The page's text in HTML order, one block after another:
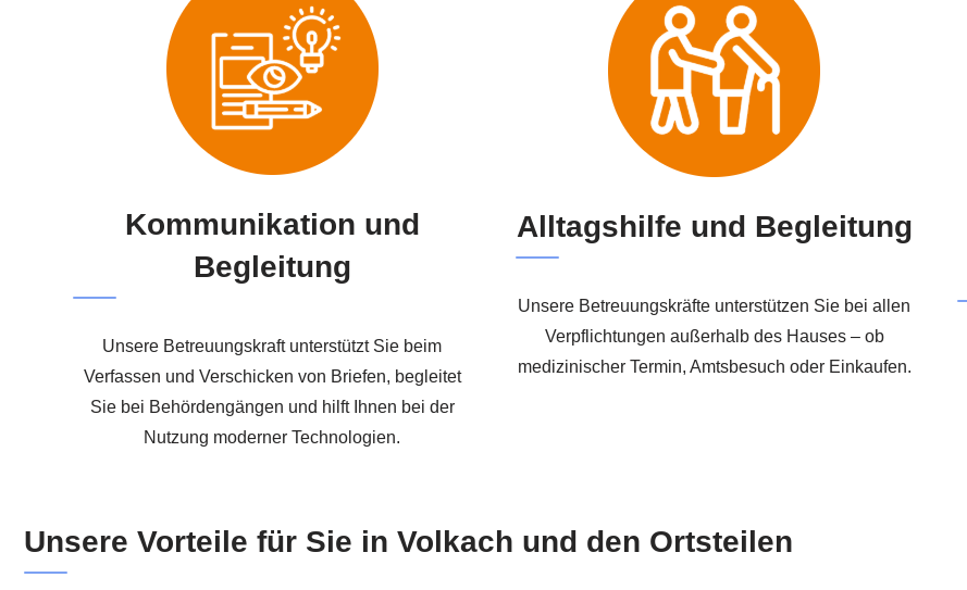
Kommunikation und
Begleitung
Unsere Betreuungskraft unterstützt Sie beim
Verfassen und Verschicken von Briefen, begleitet
Sie bei Behördengängen und hilft Ihnen bei der
Nutzung moderner Technologien.
Alltagshilfe und Begleitung
Unsere Betreuungskräfte unterstützen Sie bei allen
Verpflichtungen außerhalb des Hauses – ob
medizinischer Termin, Amtsbesuch oder Einkaufen.
Unsere Vorteile für Sie in Volkach und den Ortsteilen